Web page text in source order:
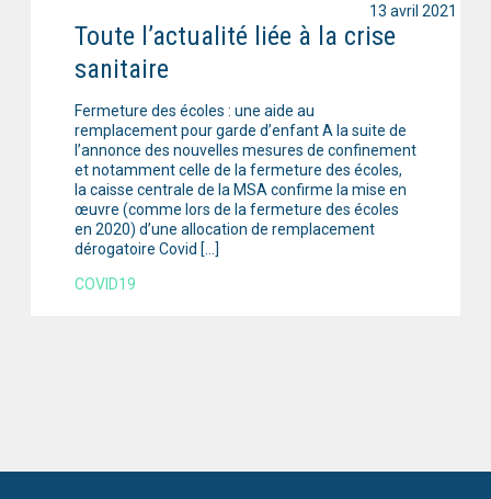
Toute l’actualité liée à la crise
sanitaire
Fermeture des écoles : une aide au
remplacement pour garde d’enfant A la suite de
l’annonce des nouvelles mesures de confinement
et notamment celle de la fermeture des écoles,
la caisse centrale de la MSA confirme la mise en
œuvre (comme lors de la fermeture des écoles
en 2020) d’une allocation de remplacement
dérogatoire Covid […]
COVID19
13 avril 2021